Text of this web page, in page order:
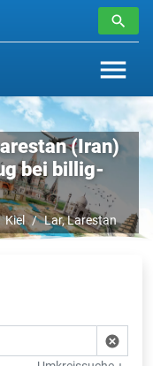
(Iran)
bei billig-
Kiel Lar, Larestan